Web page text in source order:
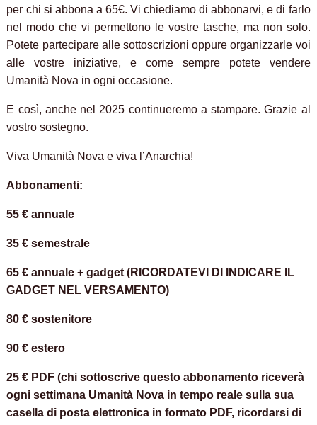
per chi si abbona a 65€. Vi chiediamo di abbonarvi, e di farlo
nel modo che vi permettono le vostre tasche, ma non solo.
Potete partecipare alle sottoscrizioni oppure organizzarle voi
alle vostre iniziative, e come sempre potete vendere
Umanità Nova in ogni occasione.
E così, anche nel 2025 continueremo a stampare. Grazie al
vostro sostegno.
Viva Umanità Nova e viva l’Anarchia!
Abbonamenti:
55 € annuale
35 € semestrale
65 € annuale + gadget (RICORDATEVI DI INDICARE IL
GADGET NEL VERSAMENTO)
80 € sostenitore
90 € estero
25 € PDF (chi sottoscrive questo abbonamento riceverà
ogni settimana Umanità Nova in tempo reale sulla sua
casella di posta elettronica in formato PDF, ricordarsi di